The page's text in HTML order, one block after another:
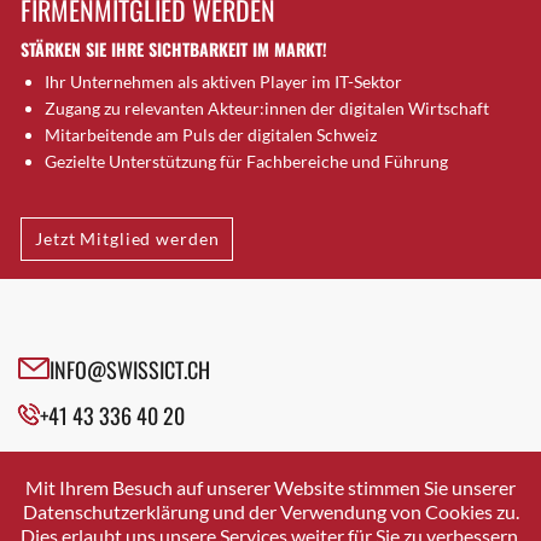
Brugg AG
Brütten
Bubendorf
Bubikon
Buchs (SG)
Bäretswil
Bülach
Cazis
Crissier
Davos Platz
Dierikon
Dietikon
FIRMENMITGLIED WERDEN
STÄRKEN SIE IHRE SICHTBARKEIT IM MARKT!
Ihr Unternehmen als aktiven Player im IT-Sektor
Zugang zu relevanten Akteur:innen der digitalen Wirtschaft
Mitarbeitende am Puls der digitalen Schweiz
Gezielte Unterstützung für Fachbereiche und Führung
Jetzt Mitglied werden
INFO@SWISSICT.CH
+41 43 336 40 20
SWISSICT
VULKANSTRASSE 120
8048 ZURICH
Mit Ihrem Besuch auf unserer Website stimmen Sie unserer
Datenschutzerklärung und der Verwendung von Cookies zu.
Dies erlaubt uns unsere Services weiter für Sie zu verbessern.